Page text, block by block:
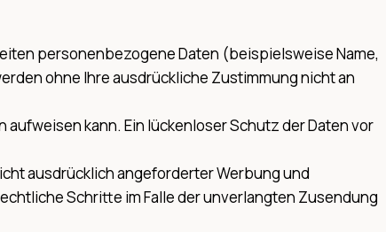
personenbezogene Daten (beispielsweise Name,
ohne Ihre ausdrückliche Zustimmung nicht an
kann. Ein lückenloser Schutz der Daten vor
ausdrücklich angeforderter Werbung und
Schritte im Falle der unverlangten Zusendung